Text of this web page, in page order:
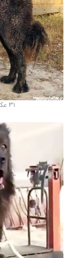
31 عکس از زیبایی و شکوه سگ افغان سیاه